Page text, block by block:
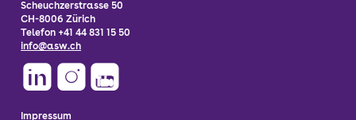
Scheuchzerstrasse 50
CH-8006 Zürich
Telefon +41 44 831 15 50
info@asw.ch
Impressum